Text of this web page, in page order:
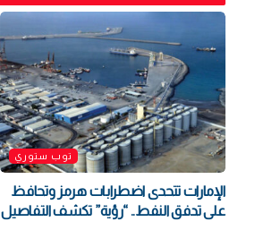
توب ستوري
الإمارات تتحدى اضطرابات هرمز وتحافظ
على تدفق النفط.. “رؤية” تكشف التفاصيل